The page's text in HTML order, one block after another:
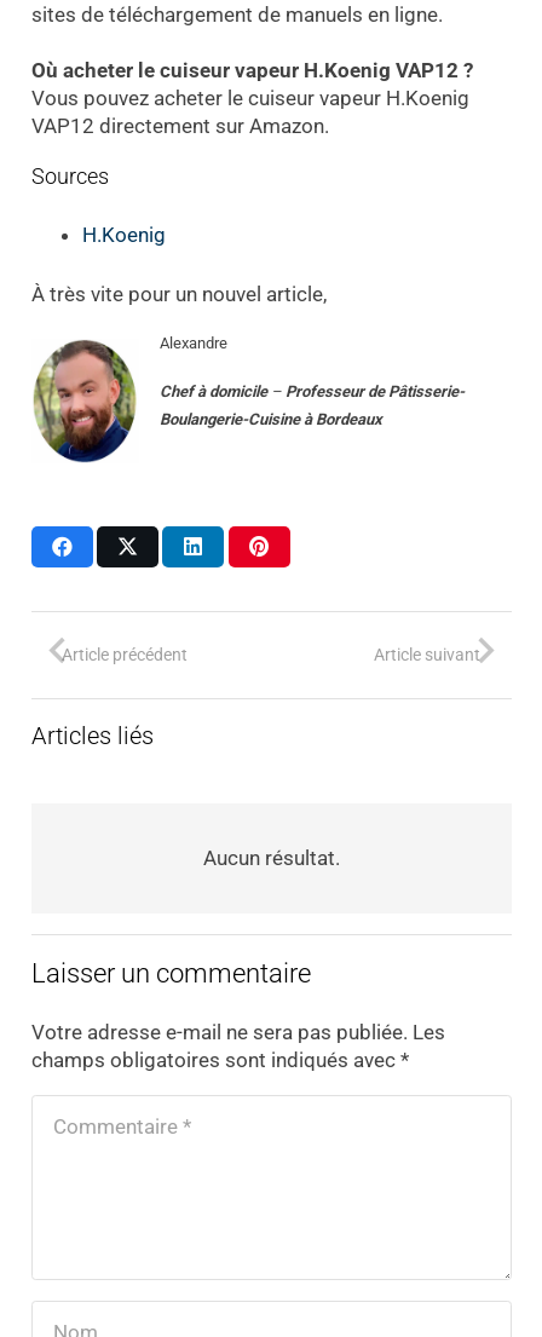
sites de téléchargement de manuels en ligne.
Où acheter le cuiseur vapeur H.Koenig VAP12 ?
Vous pouvez acheter le cuiseur vapeur H.Koenig
VAP12 directement sur Amazon.
Sources
H.Koenig
À très vite pour un nouvel article,
Alexandre
Chef à domicile– Professeur de Pâtisserie-
Boulangerie-Cuisine à Bordeaux
Article précédent Article suivant
Articles liés
Aucun résultat.
Laisser un commentaire
Votre adresse e-mail ne sera pas publiée. Les
champs obligatoires sont indiqués avec *